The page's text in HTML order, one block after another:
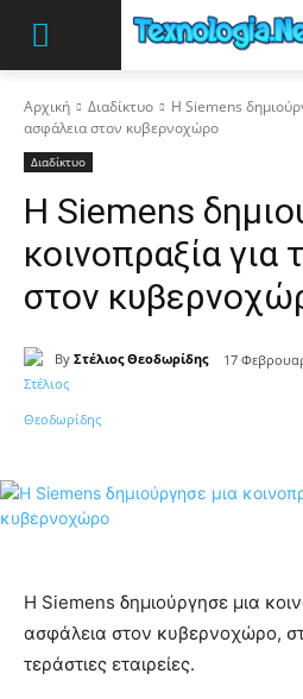
Αρχική Διαδίκτυο
Η Siemens
ασφάλεια στον κυβερνοχώρο
Διαδίκτυο
Η Siemens
κοινοπραξία για
στον
By Στέλιος Θεοδωρίδης 17
Η Siemens δημιούργησε μια
ασφάλεια στον κυβερνοχώρο,
τεράστιες εταιρείες.